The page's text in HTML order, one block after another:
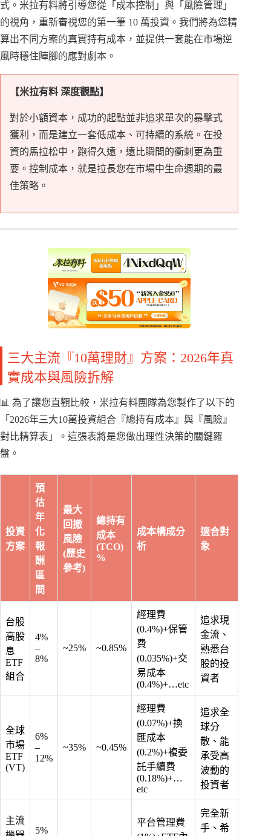
式。米拉有料將引導您從「成本控制」與「風險管理」
的視角，重新審視您的第一筆 10 萬投資。我們將為您精
算出不同方案的真實持有成本，並提供一套能在市場逆
風時穩住陣腳的應對劇本。
【米拉有料 深度觀點】
對於小額資本，成功的起點並非追求單次的暴擊式
獲利，而是建立一套低成本、可持續的系統。在投
資的馬拉松中，跑得久遠，遠比瞬間的衝刺更為重
要。控制成本，就是拉長您在市場中生命週期的最
佳策略。
三大主流『10萬理財』方案：2026年真
實成本與風險拆解
📊 為了讓您直觀比較，米拉有料團隊為您製作了以下的
「2026年三大10萬投資組合『總持有成本』與『風險』
對比精算表」。這張表將是您做出理性決策的關鍵羅
盤。
投資
方案
預
估
年
化
報
酬
區
間
最大
回撤
風險
(歷史
參考)
總持有
成本
(TCO)
%
成本構成分
析
適合對
象
台股
高股
息
ETF
組合
4%
–
8%
~25% ~0.85%
經理費
(0.4%)+保管
費
(0.035%)+交
易成本
(0.4%)+…etc
追求現
金流、
熟悉台
股的投
資者
全球
市場
ETF
(VT)
6%
–
12%
~35% ~0.45%
經理費
(0.07%)+換
匯成本
(0.2%)+複委
託手續費
(0.18%)+…
etc
追求全
球分
散、能
承受高
波動的
投資者
主流
5%
平台管理費
完全新
手、希